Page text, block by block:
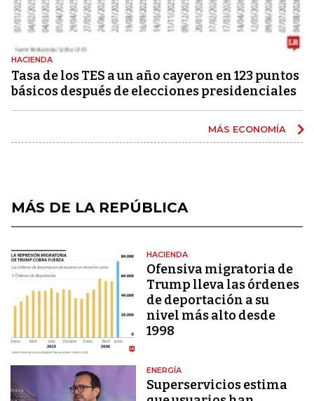
HACIENDA
Tasa de los TES a un año cayeron en 123 puntos
básicos después de elecciones presidenciales
MÁS ECONOMÍA
MÁS DE LA REPÚBLICA
HACIENDA
Ofensiva migratoria de
Trump lleva las órdenes
de deportación a su
nivel más alto desde
1998
ENERGÍA
Superservicios estima